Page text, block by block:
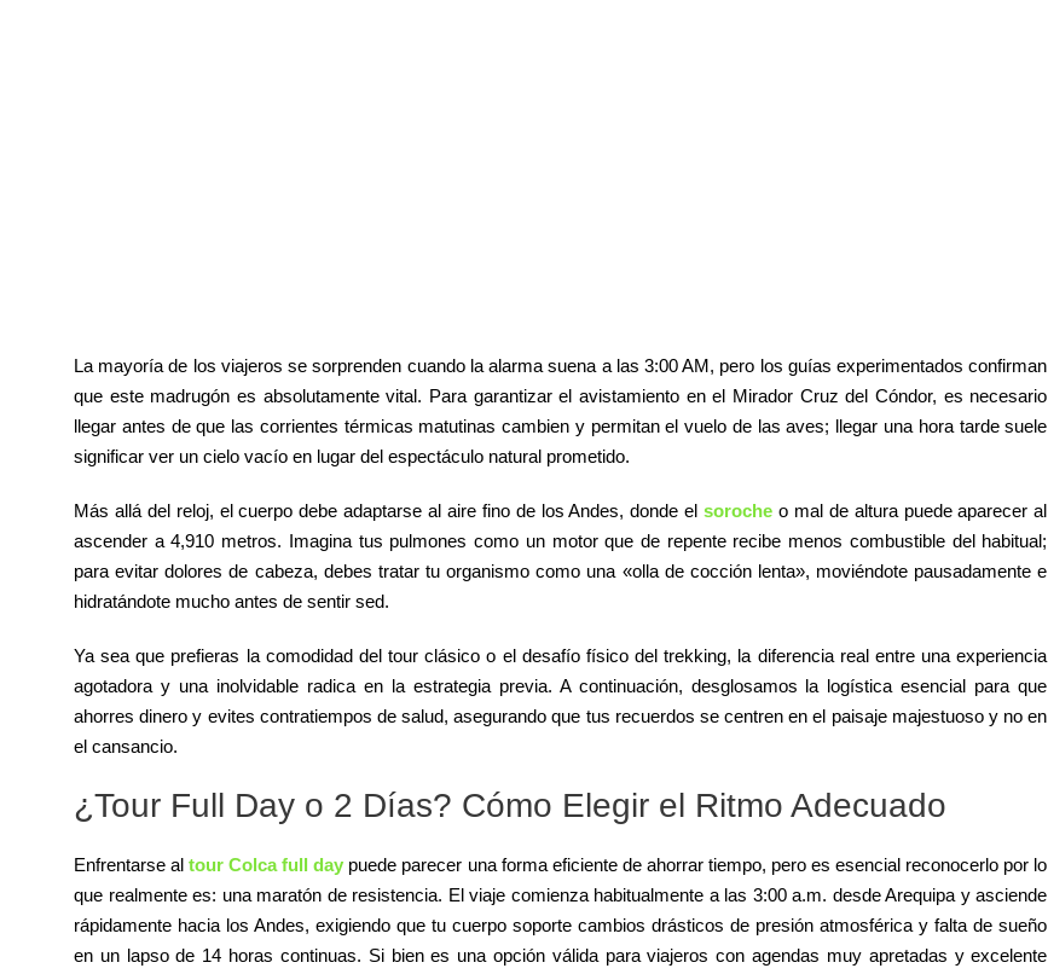
La mayoría de los viajeros se sorprenden cuando la alarma suena a las 3:00 AM, pero los guías experimentados confirman
que este madrugón es absolutamente vital. Para garantizar el avistamiento en el Mirador Cruz del Cóndor, es necesario
llegar antes de que las corrientes térmicas matutinas cambien y permitan el vuelo de las aves; llegar una hora tarde suele
significar ver un cielo vacío en lugar del espectáculo natural prometido.
Más allá del reloj, el cuerpo debe adaptarse al aire fino de los Andes, donde elsoroche o mal de altura puede aparecer al
ascender a 4,910 metros. Imagina tus pulmones como un motor que de repente recibe menos combustible del habitual;
para evitar dolores de cabeza, debes tratar tu organismo como una «olla de cocción lenta», moviéndote pausadamente e
hidratándote mucho antes de sentir sed.
Ya sea que prefieras la comodidad del tour clásico o el desafío físico del trekking, la diferencia real entre una experiencia
agotadora y una inolvidable radica en la estrategia previa. A continuación, desglosamos la logística esencial para que
ahorres dinero y evites contratiempos de salud, asegurando que tus recuerdos se centren en el paisaje majestuoso y no en
el cansancio.
¿Tour Full Day o 2 Días? Cómo Elegir el Ritmo Adecuado
Enfrentarse altour Colca full day puede parecer una forma eficiente de ahorrar tiempo, pero es esencial reconocerlo por lo
que realmente es: una maratón de resistencia. El viaje comienza habitualmente a las 3:00 a.m. desde Arequipa y asciende
rápidamente hacia los Andes, exigiendo que tu cuerpo soporte cambios drásticos de presión atmosférica y falta de sueño
en un lapso de 14 horas continuas. Si bien es una opción válida para viajeros con agendas muy apretadas y excelente